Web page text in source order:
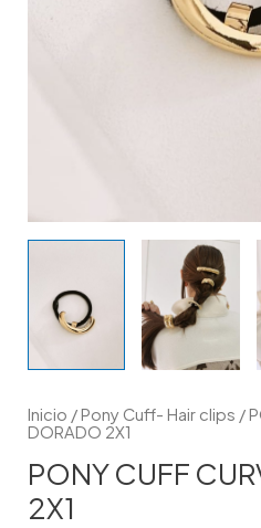
Inicio /Pony Cuff- Hair clips /
DORADO 2X1
PONY CUFF
2X1